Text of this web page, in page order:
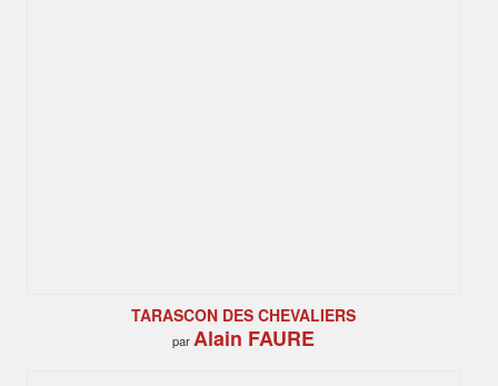
TARASCON DES CHEVALIERS
parAlain FAURE